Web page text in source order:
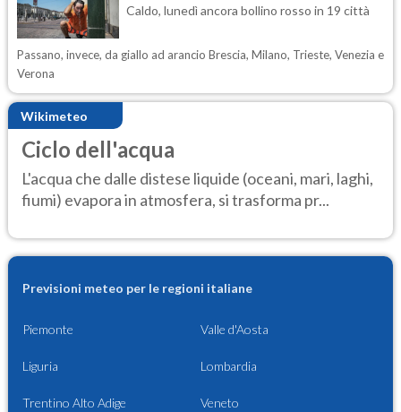
Caldo, lunedì ancora bollino rosso in 19 città
Passano, invece, da giallo ad arancio Brescia, Milano, Trieste, Venezia e
Verona
Wikimeteo
Ciclo dell'acqua
L'acqua che dalle distese liquide (oceani, mari, laghi,
fiumi) evapora in atmosfera, si trasforma pr...
Previsioni meteo per le regioni italiane
Piemonte Valle d'Aosta
Liguria Lombardia
Trentino Alto Adige Veneto